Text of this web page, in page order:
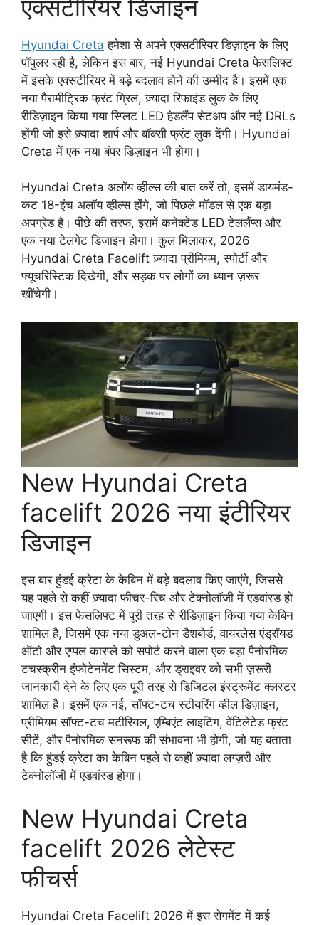
एक्सटीरियर डिजाइन
Hyundai Creta हमेशा से अपने एक्सटीरियर डिज़ाइन के लिए
पॉपुलर रही है, लेकिन इस बार, नई Hyundai Creta फेसलिफ्ट
में इसके एक्सटीरियर में बड़े बदलाव होने की उम्मीद है। इसमें एक
नया पैरामीट्रिक फ्रंट ग्रिल, ज़्यादा रिफाइंड लुक के लिए
रीडिज़ाइन किया गया स्प्लिट LED हेडलैंप सेटअप और नई DRLs
होंगी जो इसे ज़्यादा शार्प और बॉक्सी फ्रंट लुक देंगी। Hyundai
Creta में एक नया बंपर डिज़ाइन भी होगा।
Hyundai Creta अलॉय व्हील्स की बात करें तो, इसमें डायमंड-
कट 18-इंच अलॉय व्हील्स होंगे, जो पिछले मॉडल से एक बड़ा
अपग्रेड है। पीछे की तरफ, इसमें कनेक्टेड LED टेललैंप्स और
एक नया टेलगेट डिज़ाइन होगा। कुल मिलाकर, 2026
Hyundai Creta Facelift ज़्यादा प्रीमियम, स्पोर्टी और
फ्यूचरिस्टिक दिखेगी, और सड़क पर लोगों का ध्यान ज़रूर
खींचेगी।
New Hyundai Creta
facelift 2026 नया इंटीरियर
डिजाइन
इस बार हुंडई क्रेटा के केबिन में बड़े बदलाव किए जाएंगे, जिससे
यह पहले से कहीं ज़्यादा फीचर-रिच और टेक्नोलॉजी में एडवांस्ड हो
जाएगी। इस फेसलिफ्ट में पूरी तरह से रीडिज़ाइन किया गया केबिन
शामिल है, जिसमें एक नया डुअल-टोन डैशबोर्ड, वायरलेस एंड्रॉयड
ऑटो और एप्पल कारप्ले को सपोर्ट करने वाला एक बड़ा पैनोरमिक
टचस्क्रीन इंफोटेनमेंट सिस्टम, और ड्राइवर को सभी ज़रूरी
जानकारी देने के लिए एक पूरी तरह से डिजिटल इंस्ट्रूमेंट क्लस्टर
शामिल है। इसमें एक नई, सॉफ्ट-टच स्टीयरिंग व्हील डिज़ाइन,
प्रीमियम सॉफ्ट-टच मटीरियल, एम्बिएंट लाइटिंग, वेंटिलेटेड फ्रंट
सीटें, और पैनोरमिक सनरूफ की संभावना भी होगी, जो यह बताता
है कि हुंडई क्रेटा का केबिन पहले से कहीं ज़्यादा लग्ज़री और
टेक्नोलॉजी में एडवांस्ड होगा।
New Hyundai Creta
facelift 2026 लेटेस्ट
फीचर्स
Hyundai Creta Facelift 2026 में इस सेगमेंट में कई